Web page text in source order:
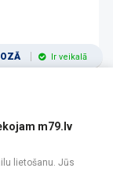
Ir veikalā
9 10 11
m79.lv
lietošanu. Jūs